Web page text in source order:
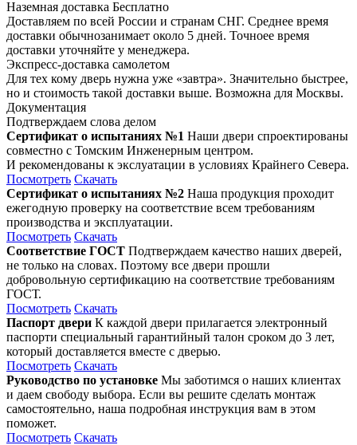
Наземная доставка Бесплатно
Доставляем по всей России и странам СНГ. Среднее время
доставки обычнозанимает около 5 дней. Точноее время
доставки уточняйте у менеджера.
Экспресс-доставка самолетом
Для тех кому дверь нужна уже «завтра». Значительно быстрее,
но и стоимость такой доставки выше. Возможна для Москвы.
Документация
Подтверждаем слова делом
Сертификат о испытаниях №1 Наши двери спроектированы
совместно с Томским Инженерным центром.
И рекомендованы к экслуатации в условиях Крайнего Севера.
Посмотреть Скачать
Сертификат о испытаниях №2 Наша продукция проходит
ежегодную проверку на соответствие всем требованиям
производства и эксплуатации.
Посмотреть Скачать
Соответствие ГОСТ Подтверждаем качество наших дверей,
не только на словах. Поэтому все двери прошли
добровольную сертификацию на соответствие требованиям
ГОСТ.
Посмотреть Скачать
Паспорт двери К каждой двери прилагается электронный
паспорти специальный гарантийный талон сроком до 3 лет,
который доставляется вместе с дверью.
Посмотреть Скачать
Руководство по установке Мы заботимся о наших клиентах
и даем свободу выбора. Если вы решите сделать монтаж
самостоятельно, наша подробная инструкция вам в этом
поможет.
Посмотреть Скачать